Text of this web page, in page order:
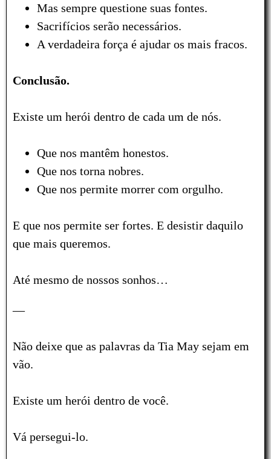
Mas sempre questione suas fontes.
Sacrifícios serão necessários.
A verdadeira força é ajudar os mais fracos.
Conclusão.
Existe um herói dentro de cada um de nós.
Que nos mantêm honestos.
Que nos torna nobres.
Que nos permite morrer com orgulho.
E que nos permite ser fortes. E desistir daquilo
que mais queremos.
Até mesmo de nossos sonhos…
—
Não deixe que as palavras da Tia May sejam em
vão.
Existe um herói dentro de você.
Vá persegui-lo.